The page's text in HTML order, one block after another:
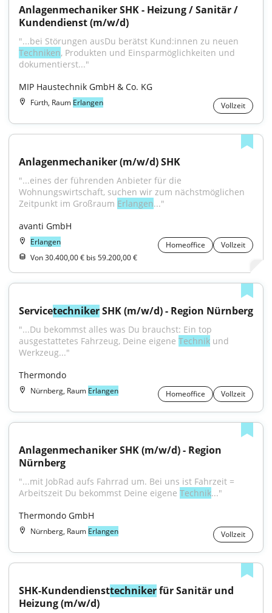
Anlagenmechaniker SHK - Heizung / Sanitär /
Kundendienst (m/w/d)
Techniken, Produkten und Einsparmöglichkeiten und
dokumentierst..."
MIP Haustechnik GmbH & Co. KG
Fürth, Raum Erlangen Vollzeit
Anlagenmechaniker (m/w/d) SHK
"...eines der führenden Anbieter für die
Wohnungswirtschaft, suchen wir zum nächstmöglichen
Zeitpunkt im Großraum Erlangen..."
avanti GmbH
Erlangen Homeoffice
Vollzeit
Von 30.400,00 € bis 59.200,00 €
Servicetechniker SHK (m/w/d) - Region Nürnberg
"...Du bekommst alles was Du brauchst: Ein top
ausgestattetes Fahrzeug, Deine eigene Technik und
Werkzeug..."
Thermondo
Nürnberg, Raum Erlangen Homeoffice Vollzeit
Anlagenmechaniker SHK (m/w/d) - Region
Nürnberg
"...mit JobRad aufs Fahrrad um. Bei uns ist Fahrzeit =
Arbeitszeit Du bekommst Deine eigene Technik..."
Thermondo GmbH
Nürnberg, Raum Erlangen Vollzeit
SHK-Kundendiensttechniker für Sanitär und
Heizung (m/w/d)